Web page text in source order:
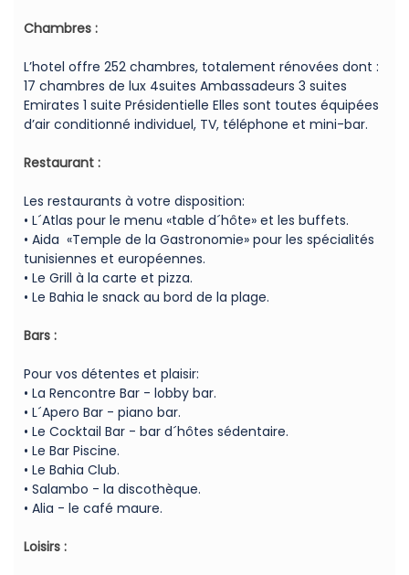
Chambres :
L’hotel offre 252 chambres, totalement rénovées dont :
17 chambres de lux 4suites Ambassadeurs 3 suites
Emirates 1 suite Présidentielle Elles sont toutes équipées
d’air conditionné individuel, TV, téléphone et mini-bar.
Restaurant :
Les restaurants à votre disposition:
• L´Atlas pour le menu «table d´hôte» et les buffets.
• Aida «Temple de la Gastronomie» pour les spécialités
tunisiennes et européennes.
• Le Grill à la carte et pizza.
• Le Bahia le snack au bord de la plage.
Bars :
Pour vos détentes et plaisir:
• La Rencontre Bar - lobby bar.
• L´Apero Bar - piano bar.
• Le Cocktail Bar - bar d´hôtes sédentaire.
• Le Bar Piscine.
• Le Bahia Club.
• Salambo - la discothèque.
• Alia - le café maure.
Loisirs :